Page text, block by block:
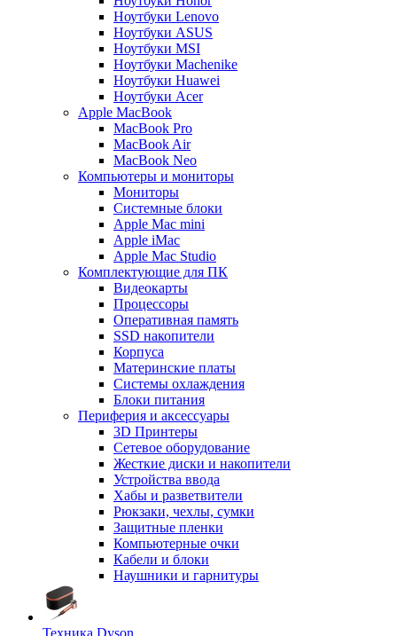
Ноутбуки Lenovo
Ноутбуки ASUS
Ноутбуки MSI
Ноутбуки Machenike
Ноутбуки Huawei
Ноутбуки Acer
Apple MacBook
MacBook Pro
MacBook Air
MacBook Neo
Компьютеры и мониторы
Мониторы
Системные блоки
Apple Mac mini
Apple iMac
Apple Mac Studio
Комплектующие для ПК
Видеокарты
Процессоры
Оперативная память
SSD накопители
Корпуса
Материнские платы
Системы охлаждения
Блоки питания
Периферия и аксессуары
3D Принтеры
Сетевое оборудование
Жесткие диски и накопители
Устройства ввода
Хабы и разветвители
Рюкзаки, чехлы, сумки
Защитные пленки
Компьютерные очки
Кабели и блоки
Наушники и гарнитуры
Техника Dyson